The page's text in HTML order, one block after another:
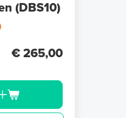
(DBS10)
€ 265,00